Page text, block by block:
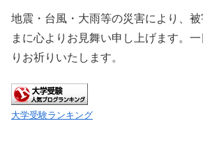
地震・台風・大雨等の災害により、
まに心よりお見舞い申し上げます。
りお祈りいたします。
大学受験ランキング